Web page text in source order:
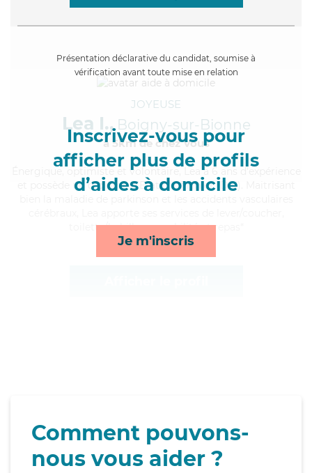
Présentation déclarative du candidat, soumise à
vérification avant toute mise en relation
Inscrivez-vous pour
afficher plus de profils
d’aides à domicile
Je m'inscris
JOYEUSE
Lea I., Boigny-sur-Bionne
à 5km de chez Vous
, optimiste et volontaire, Lea a 6 ans d'expérience
et possède un diplôme d'Etat d'infirmier (DEI). Maitrisant
toilette/habillage, mobilité et repas*
Comment pouvons-
nous vous aider ?